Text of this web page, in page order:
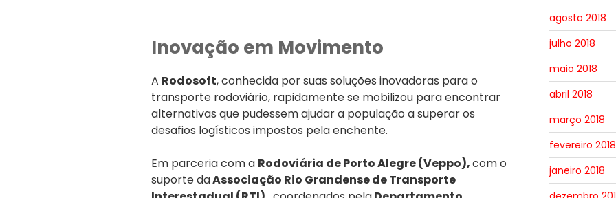
Inovação em Movimento
A Rodosoft, conhecida por suas soluções inovadoras para o
transporte rodoviário, rapidamente se mobilizou para encontrar
alternativas que pudessem ajudar a população a superar os
desafios logísticos impostos pela enchente.
Em parceria com a Rodoviária de Porto Alegre (Veppo),com o
suporte daAssociação Rio Grandense de Transporte
agosto 2018
julho 2018
maio 2018
abril 2018
março 2018
fevereiro 2018
janeiro 2018